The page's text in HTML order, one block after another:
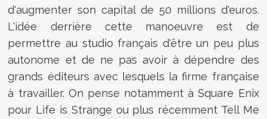
d'augmenter son capital de 50 millions d'euros.
L'idée derrière cette manoeuvre est de
permettre au studio français d'être un peu plus
autonome et de ne pas avoir à dépendre des
grands éditeurs avec lesquels la firme française
à travailler. On pense notamment à Square Enix
pour Life is Strange ou plus récemment Tell Me